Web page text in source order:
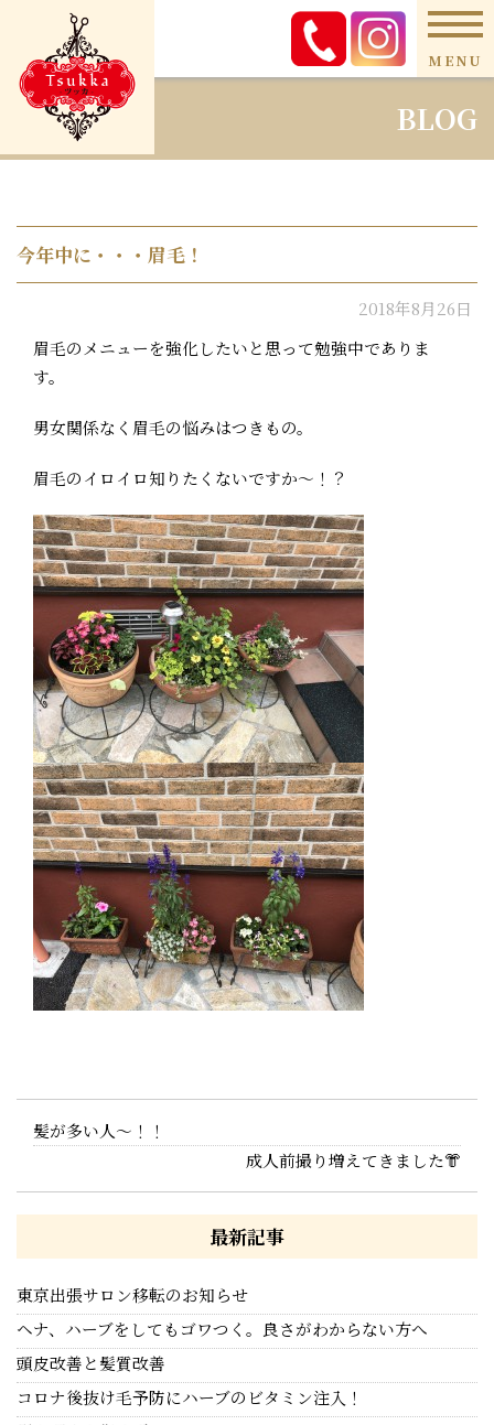
MENU
BLOG
今年中に・・・眉毛！
2018年8月26日
眉毛のメニューを強化したいと思って勉強中でありま
す。
男女関係なく眉毛の悩みはつきもの。
眉毛のイロイロ知りたくないですか〜！？
髪が多い人〜！！
成人前撮り増えてきました👘
最新記事
東京出張サロン移転のお知らせ
ヘナ、ハーブをしてもゴワつく。良さがわからない方へ
頭皮改善と髪質改善
コロナ後抜け毛予防にハーブのビタミン注入！